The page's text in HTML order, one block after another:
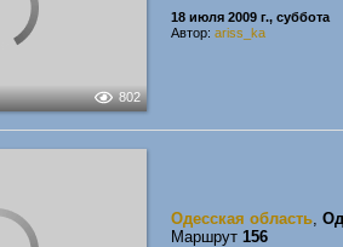
802
18 июля 2009 г., суббота
Автор: ariss_ka
Одесская область,
Маршрут 156